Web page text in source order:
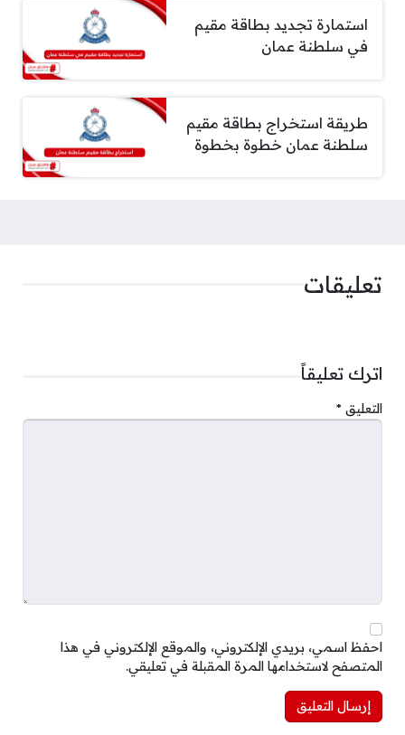
استمارة تجديد بطاقة مقيم
في سلطنة عمان
طريقة استخراج بطاقة مقيم
سلطنة عمان خطوة بخطوة
تعليقات
اترك تعليقاً
التعليق *
احفظ اسمي، بريدي الإلكتروني، والموقع الإلكتروني في هذا
المتصفح لاستخدامها المرة المقبلة في تعليقي.